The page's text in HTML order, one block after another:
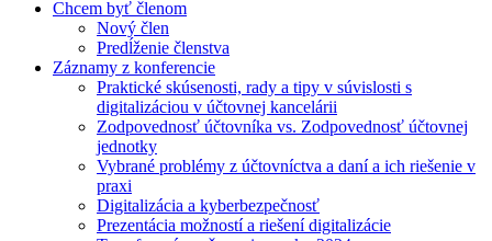
Chcem byť členom
Nový člen
Predĺženie členstva
Záznamy z konferencie
Praktické skúsenosti, rady a tipy v súvislosti s
digitalizáciou v účtovnej kancelárii
Zodpovednosť účtovníka vs. Zodpovednosť účtovnej
jednotky
Vybrané problémy z účtovníctva a daní a ich riešenie v
praxi
Digitalizácia a kyberbezpečnosť
Prezentácia možností a riešení digitalizácie